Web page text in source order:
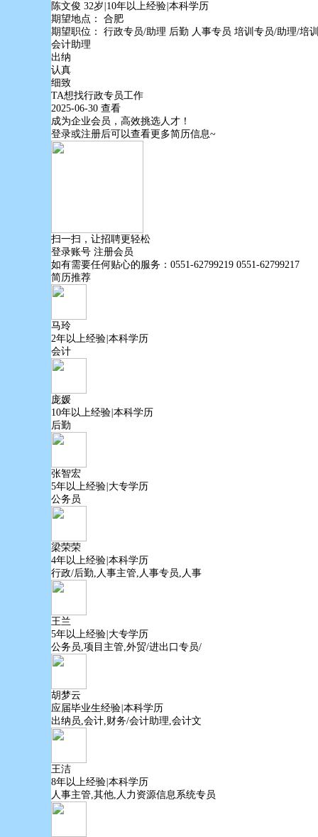
陈文俊 32岁 10年以上经验 本科学历
期望地点： 合肥
期望职位： 行政专员/助理 后勤 人事专员 培训专员/助理/培
会计助理
出纳
认真
细致
TA想找行政专员工作
2025-06-30 查看
成为企业会员，高效挑选人才！
登录或注册后可以查看更多简历信息~
扫一扫，让招聘更轻松
登录账号 注册会员
如有需要任何贴心的服务： 0551-62799219 0551-62799217
简历推荐
马玲
2年以上经验 本科学历
会计
庞媛
10年以上经验 本科学历
后勤
张智宏
5年以上经验 大专学历
公务员
梁荣荣
4年以上经验 本科学历
行政/后勤,人事主管,人事专员,人事
王兰
5年以上经验 大专学历
公务员,项目主管,外贸/进出口专员/
胡梦云
应届毕业生经验 本科学历
出纳员,会计,财务/会计助理,会计文
王洁
8年以上经验 本科学历
人事主管,其他,人力资源信息系统专员